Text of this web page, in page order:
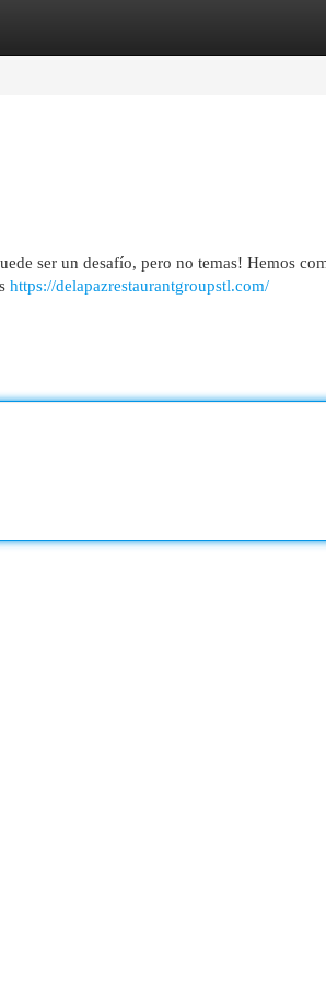
ser un desafío, pero no temas! Hemos
https://delapazrestaurantgroupstl.com/